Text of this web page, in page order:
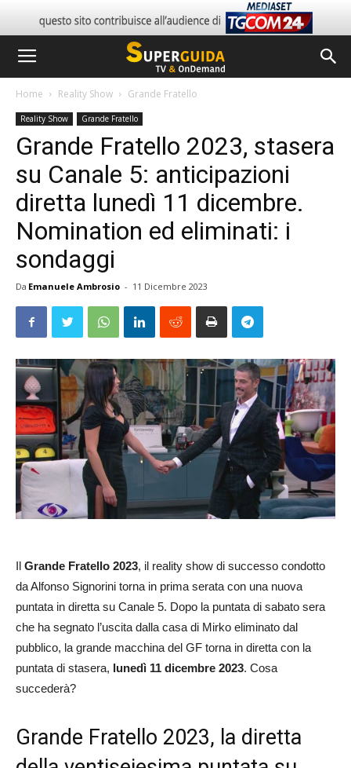
Home Reality Show Grande Fratello
Reality Show Grande Fratello
Grande Fratello 2023, stasera
su Canale 5: anticipazioni
diretta lunedì 11 dicembre.
Nomination ed eliminati: i
sondaggi
Da Emanuele Ambrosio - 11 Dicembre 2023
Il Grande Fratello 2023, il reality show di successo condotto
da Alfonso Signorini torna in prima serata con una nuova
puntata in diretta su Canale 5. Dopo la puntata di sabato sera
che ha segnato l’uscita dalla casa di Mirko eliminato dal
pubblico, la grande macchina del GF torna in diretta con la
puntata di stasera, lunedì 11 dicembre 2023. Cosa
succederà?
Grande Fratello 2023, la diretta